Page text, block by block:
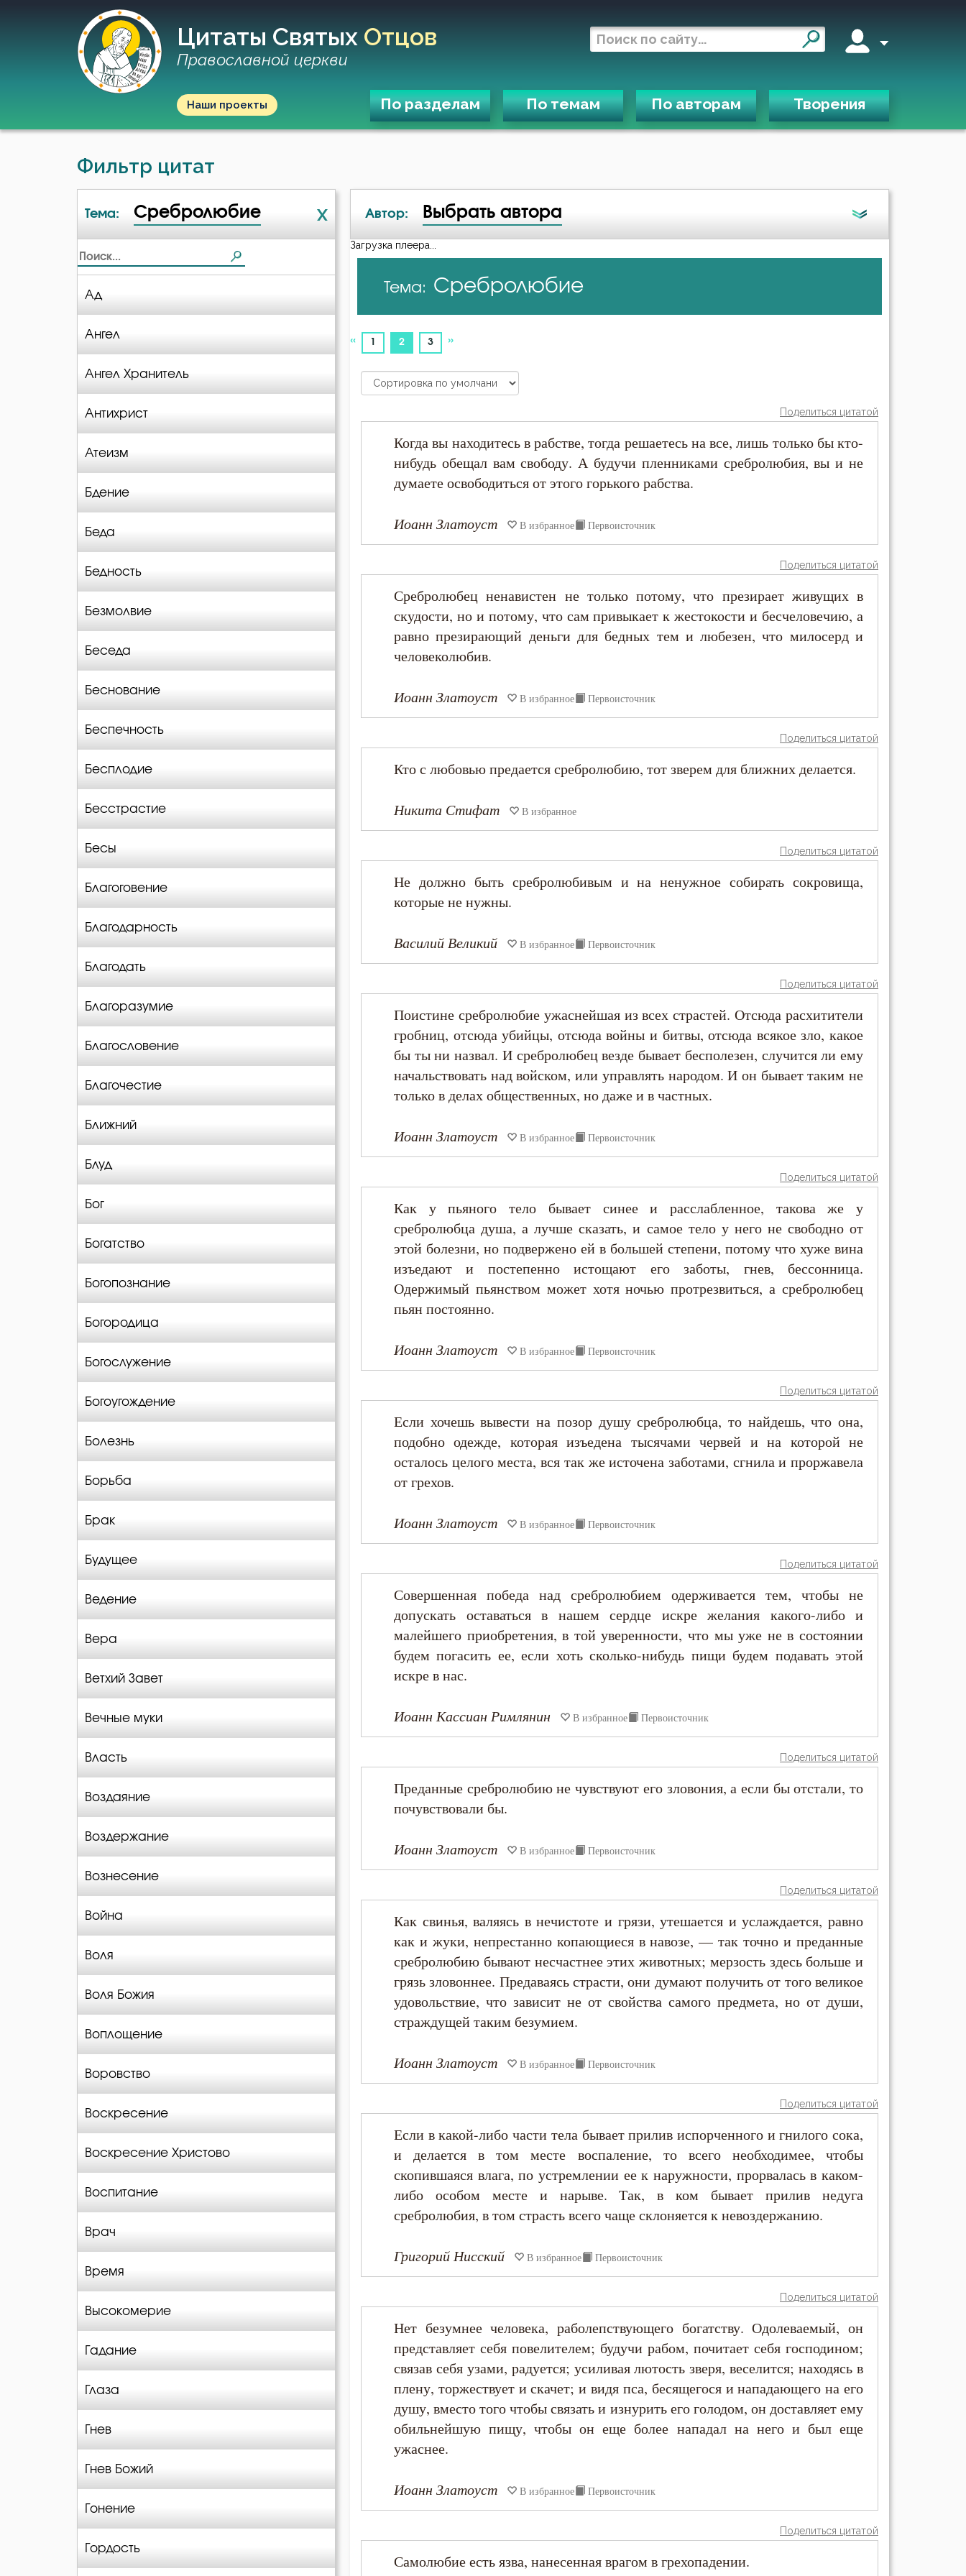
Цитаты Святых Отцов
Православной церкви
Наши проекты По разделам По темам По авторам Творения
Фильтр цитат
Тема: Сребролюбие X
Ад
Ангел
Ангел Хранитель
Антихрист
Атеизм
Бдение
Беда
Бедность
Безмолвие
Беседа
Беснование
Беспечность
Бесплодие
Бесстрастие
Бесы
Благоговение
Благодарность
Благодать
Благоразумие
Благословение
Благочестие
Ближний
Блуд
Бог
Богатство
Богопознание
Богородица
Богослужение
Богоугождение
Болезнь
Борьба
Брак
Будущее
Ведение
Вера
Ветхий Завет
Вечные муки
Власть
Воздаяние
Воздержание
Вознесение
Война
Воля
Воля Божия
Воплощение
Воровство
Воскресение
Воскресение Христово
Воспитание
Врач
Время
Высокомерие
Гадание
Глаза
Гнев
Гнев Божий
Гонение
Гордость
Автор: Выбрать автора
А-я
Амвросий Оптинский (Гренков)
Василий Великий
Григорий Нисский
Димитрий Ростовский
Ефрем Сирин
Игнатий Брянчанинов
Иоанн Златоуст
Иоанн Лествичник
Исаак Сирин Ниневийский
Иустин (Попович)
Макарий Оптинский (Иванов)
Никита Стифат
Петр Дамаскин
Тихон Задонский
Загрузка плеера...
Тема: Сребролюбие
« 1 2(current)
3 »
Поделиться цитатой
Когда вы находитесь в рабстве, тогда решаетесь на все, лишь только бы кто-
нибудь обещал вам свободу. А будучи пленниками сребролюбия, вы и не
думаете освободиться от этого горького рабства.
Иоанн Златоуст В избранное Первоисточник
Поделиться цитатой
Сребролюбец ненавистен не только потому, что презирает живущих в
скудости, но и потому, что сам привыкает к жестокости и бесчеловечию, а
равно презирающий деньги для бедных тем и любезен, что милосерд и
человеколюбив.
Иоанн Златоуст В избранное Первоисточник
Поделиться цитатой
Кто с любовью предается сребролюбию, тот зверем для ближних делается.
Никита Стифат В избранное
Поделиться цитатой
Не должно быть сребролюбивым и на ненужное собирать сокровища,
которые не нужны.
Василий Великий В избранное Первоисточник
Поделиться цитатой
Поистине сребролюбие ужаснейшая из всех страстей. Отсюда расхитители
гробниц, отсюда убийцы, отсюда войны и битвы, отсюда всякое зло, какое
бы ты ни назвал. И сребролюбец везде бывает бесполезен, случится ли ему
начальствовать над войском, или управлять народом. И он бывает таким не
только в делах общественных, но даже и в частных.
Иоанн Златоуст В избранное Первоисточник
Поделиться цитатой
Как у пьяного тело бывает синее и расслабленное, такова же у
сребролюбца душа, а лучше сказать, и самое тело у него не свободно от
этой болезни, но подвержено ей в большей степени, потому что хуже вина
изъедают и постепенно истощают его заботы, гнев, бессонница.
Одержимый пьянством может хотя ночью протрезвиться, а сребролюбец
пьян постоянно.
Иоанн Златоуст В избранное Первоисточник
Поделиться цитатой
Если хочешь вывести на позор душу сребролюбца, то найдешь, что она,
подобно одежде, которая изъедена тысячами червей и на которой не
осталось целого места, вся так же источена заботами, сгнила и проржавела
от грехов.
Иоанн Златоуст В избранное Первоисточник
Поделиться цитатой
Совершенная победа над сребролюбием одерживается тем, чтобы не
допускать оставаться в нашем сердце искре желания какого-либо и
малейшего приобретения, в той уверенности, что мы уже не в состоянии
будем погасить ее, если хоть сколько-нибудь пищи будем подавать этой
искре в нас.
Иоанн Кассиан Римлянин В избранное Первоисточник
Поделиться цитатой
Преданные сребролюбию не чувствуют его зловония, а если бы отстали, то
почувствовали бы.
Иоанн Златоуст В избранное Первоисточник
Поделиться цитатой
Как свинья, валяясь в нечистоте и грязи, утешается и услаждается, равно
как и жуки, непрестанно копающиеся в навозе, — так точно и преданные
сребролюбию бывают несчастнее этих животных; мерзость здесь больше и
грязь зловоннее. Предаваясь страсти, они думают получить от того великое
удовольствие, что зависит не от свойства самого предмета, но от души,
страждущей таким безумием.
Иоанн Златоуст В избранное Первоисточник
Поделиться цитатой
Если в какой-либо части тела бывает прилив испорченного и гнилого сока,
и делается в том месте воспаление, то всего необходимее, чтобы
скопившаяся влага, по устремлении ее к наружности, прорвалась в каком-
либо особом месте и нарыве. Так, в ком бывает прилив недуга
сребролюбия, в том страсть всего чаще склоняется к невоздержанию.
Григорий Нисский В избранное Первоисточник
Поделиться цитатой
Нет безумнее человека, раболепствующего богатству. Одолеваемый, он
представляет себя повелителем; будучи рабом, почитает себя господином;
связав себя узами, радуется; усиливая лютость зверя, веселится; находясь в
плену, торжествует и скачет; и видя пса, бесящегося и нападающего на его
душу, вместо того чтобы связать и изнурить его голодом, он доставляет ему
обильнейшую пищу, чтобы он еще более нападал на него и был еще
ужаснее.
Иоанн Златоуст В избранное Первоисточник
Поделиться цитатой
Самолюбие есть язва, нанесенная врагом в грехопадении.